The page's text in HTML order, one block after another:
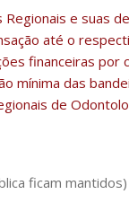
e suas
até o
financeiras por
mínima das
de
ficam mantidos)